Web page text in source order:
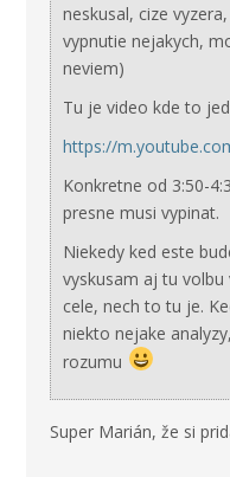
neskusal, cize
vypnutie nejakych,
neviem)
Tu je video kde to
https://
Konkretne od 3:50-
presne musi vypinat.
Niekedy ked este
vyskusam aj tu
cele, nech to tu je.
niekto nejake
rozumu
Super Marián, že si